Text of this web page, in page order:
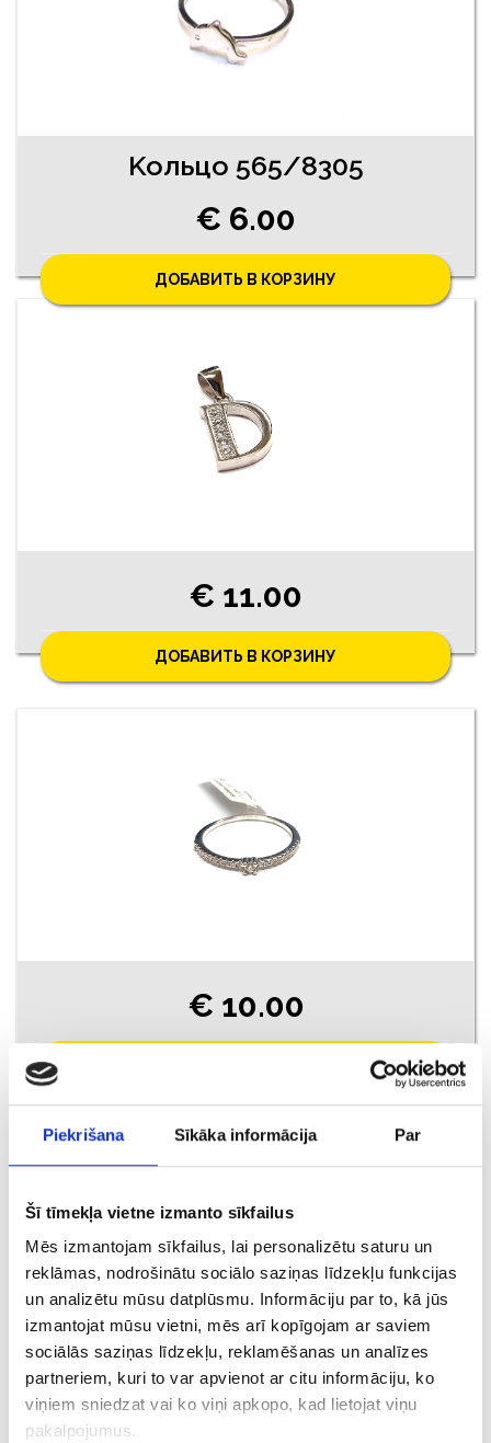
Piekrišana Sīkāka informācija Par
Šī tīmekļa vietne izmanto sīkfailus
Mēs izmantojam sīkfailus, lai personalizētu saturu un
reklāmas, nodrošinātu sociālo saziņas līdzekļu funkcijas
un analizētu mūsu datplūsmu. Informāciju par to, kā jūs
izmantojat mūsu vietni, mēs arī kopīgojam ar saviem
sociālās saziņas līdzekļu, reklamēšanas un analīzes
partneriem, kuri to var apvienot ar citu informāciju, ko
viņiem sniedzat vai ko viņi apkopo, kad lietojat viņu
pakalpojumus.
Koльцо 565/8305
€ 6.00
ДОБАВИТЬ В КОРЗИНУ
€ 11.00
ДОБАВИТЬ В КОРЗИНУ
€ 10.00
€ 8.50